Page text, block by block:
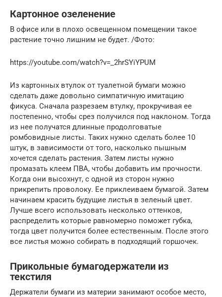
Картонное озеленение
В офисе или в плохо освещенном помещении такое
растение точно лишним не будет. /Фото:
https://youtube.com/watch?v=_2hrSYiYPUM
Из картонных втулок от туалетной бумаги можно
сделать даже довольно симпатичную имитацию
фикуса. Сначала разрезаем втулку, прокручивая ее
постепенно, чтобы срез получился под наклоном. Тогда
из нее получатся длинные продолговатые
ромбовидные листы. Таких нужно сделать более 10
штук, в зависимости от того, насколько пышным
хочется сделать растения. Затем листы нужно
промазать клеем ПВА, чтобы добавить им прочности.
Когда они высохнут, с одной из сторон нужно
прикрепить проволоку. Ее приклеиваем бумагой. Затем
начинаем красить будущие листья в зеленый цвет.
Лучше всего использовать несколько оттенков,
распределить которые равномерно поможет губка,
тогда цвет получится более естественным. После этого
все листья можно собирать в подходящий горшочек.
Прикольные бумагодержатели из
текстиля
Держатели бумаги из материи занимают особое место,